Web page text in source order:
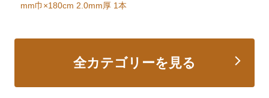
mm巾×180cm 2.0mm厚 1本
全カテゴリーを見る